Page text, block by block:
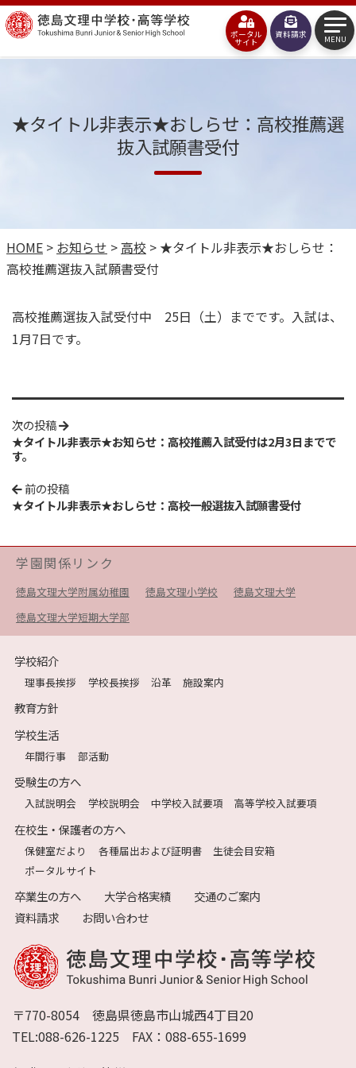
コ
ン
テ
ツ
ッ
プ
徳
島
中
等
学
ポータル
サイト
資料請求 MENU
★タイトル非表示★おしらせ：高校推薦選
抜入試願書受付
HOME > お知らせ >高校 > ★タイトル非表示★おしらせ：
高校推薦選抜入試願書受付
高校推薦選抜入試受付中 25日（土）までです。入試は、
1月7日です。
前の投稿
★タイトル非表示★おしらせ：高校一般選抜入試願書受付
次の投稿
★タイトル非表示★お知らせ：高校推薦入試受付は2月3日までで
す。
学園関係リンク
徳島文理大学附属幼稚園 徳島文理小学校
徳島文理大学
徳島文理大学短期大学部
学校紹介
理事長挨拶 学校長挨拶 沿革 施設案内
教育方針
学校生活
年間行事 部活動
受験生の方へ
入試説明会 学校説明会 中学校入試要項 高等学校入試要項
在校生・保護者の方へ
保健室だより 各種届出および証明書
生徒会目安箱
ポータルサイト
卒業生の方へ 大学合格実績
交通のご案内
資料請求
お問い合わせ
〒770-8054 徳島県徳島市山城西4丁目20
TEL:088-626-1225 FAX：088-655-1699